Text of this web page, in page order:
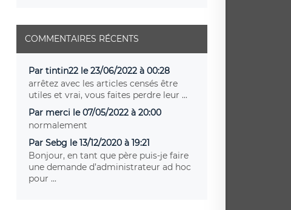
COMMENTAIRES RÉCENTS
Par tintin22 le 23/06/2022 à 00:28
arrêtez avec les articles censés être
utiles et vrai, vous faites perdre leur ...
Par merci le 07/05/2022 à 20:00
normalement
Par Sebg le 13/12/2020 à 19:21
Bonjour, en tant que père puis-je faire
une demande d’administrateur ad hoc
pour ...